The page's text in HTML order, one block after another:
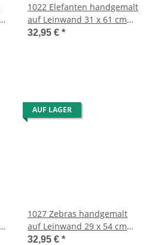
1022 Elefanten handgemalt
auf Leinwand 31 x 61 cm
aus Südafrika
32,95 € *
AUF LAGER
1027 Zebras handgemalt
auf Leinwand 29 x 54 cm
aus Südafrika
32,95 € *